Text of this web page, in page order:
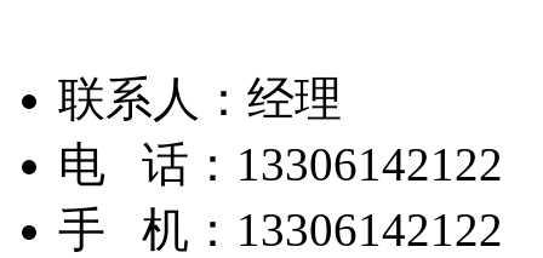
联系人： 经理
电 话： 13306142122
手 机： 13306142122